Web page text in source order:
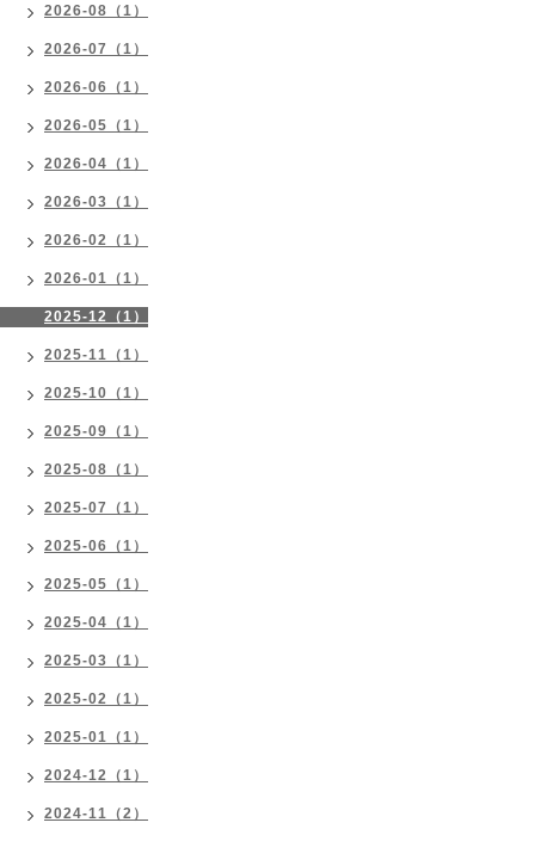
2026-08（1）
2026-07（1）
2026-06（1）
2026-05（1）
2026-04（1）
2026-03（1）
2026-02（1）
2026-01（1）
2025-12（1）
2025-11（1）
2025-10（1）
2025-09（1）
2025-08（1）
2025-07（1）
2025-06（1）
2025-05（1）
2025-04（1）
2025-03（1）
2025-02（1）
2025-01（1）
2024-12（1）
2024-11（2）